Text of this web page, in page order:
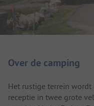
Over de camping
Het rustige terrein
receptie in twee grote